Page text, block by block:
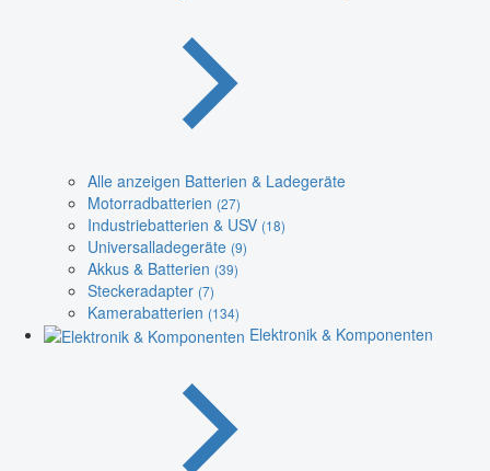
Alle anzeigen Batterien & Ladegeräte
Motorradbatterien (27)
Industriebatterien & USV (18)
Universalladegeräte (9)
Akkus & Batterien (39)
Steckeradapter (7)
Kamerabatterien (134)
Elektronik & Komponenten